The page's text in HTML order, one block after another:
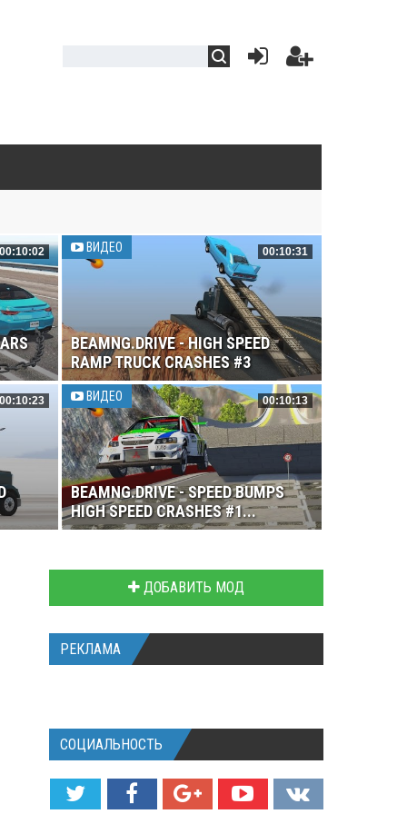
00:10:02 ВИДЕО 00:10:31
BEAMNG.DRIVE - HIGH SPEED
RAMP TRUCK CRASHES #3
00:10:23 ВИДЕО 00:10:13
BEAMNG.DRIVE - SPEED BUMPS
HIGH SPEED CRASHES #1...
ДОБАВИТЬ МОД
РЕКЛАМА
СОЦИАЛЬНОСТЬ